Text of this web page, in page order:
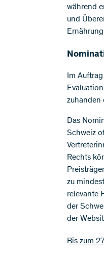
während
und
Im
zuhanden
Das
Schweiz
Rechts
zu
relevante
der
der
Bis zum